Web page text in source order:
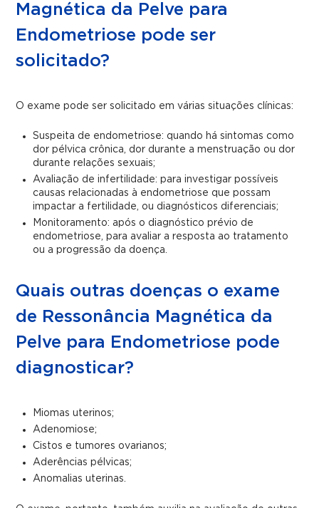
Magnética da Pelve para
Endometriose pode ser
solicitado?
O exame pode ser solicitado em várias situações clínicas:
Suspeita de endometriose: quando há sintomas como
dor pélvica crônica, dor durante a menstruação ou dor
durante relações sexuais;
Avaliação de infertilidade: para investigar possíveis
causas relacionadas à endometriose que possam
impactar a fertilidade, ou diagnósticos diferenciais;
Monitoramento: após o diagnóstico prévio de
endometriose, para avaliar a resposta ao tratamento
ou a progressão da doença.
Quais outras doenças o exame
de Ressonância Magnética da
Pelve para Endometriose pode
diagnosticar?
Miomas uterinos;
Adenomiose;
Cistos e tumores ovarianos;
Aderências pélvicas;
Anomalias uterinas.